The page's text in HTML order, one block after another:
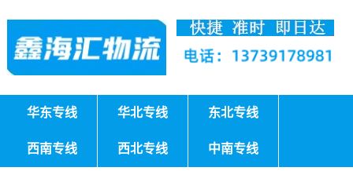
华东专线 华北专线 东北专线
西南专线 西北专线 中南专线